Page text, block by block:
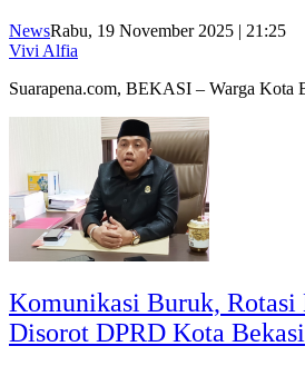
NewsRabu, 19 November 2025 | 21:25
Vivi Alfia
Suarapena.com, BEKASI – Warga
Komunikasi Buruk, Rotasi
Disorot DPRD Kota Bekasi